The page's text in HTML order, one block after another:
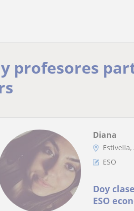
profesores
Diana
ESO
Doy
ESO